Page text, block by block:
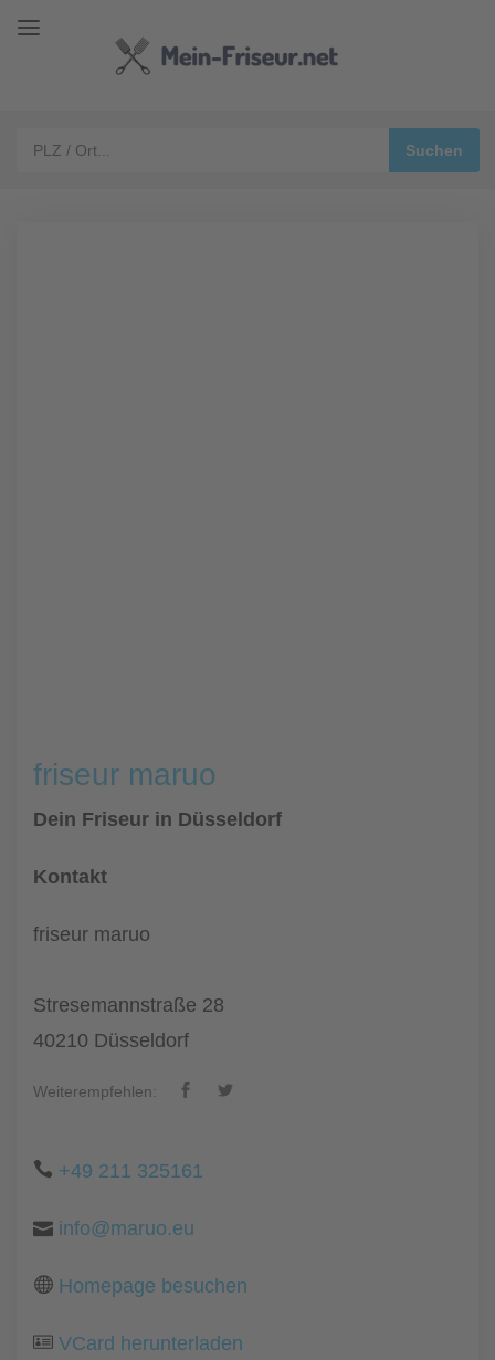
friseur maruo
Dein Friseur in Düsseldorf
Kontakt
friseur maruo
Stresemannstraße 28
40210 Düsseldorf
Weiterempfehlen:
+49 211 325161
info@maruo.eu
Homepage besuchen
VCard herunterladen